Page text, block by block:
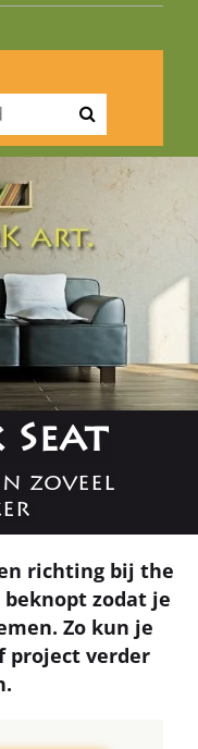
Seat
zoveel
richting bij the
zodat je
Zo kun je
project verder